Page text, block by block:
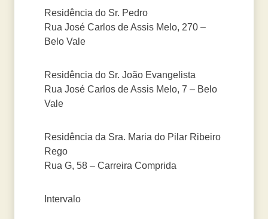
Residência do Sr. Pedro
Rua José Carlos de Assis Melo, 270 –
Belo Vale
Residência do Sr. João Evangelista
Rua José Carlos de Assis Melo, 7 – Belo
Vale
Residência da Sra. Maria do Pilar Ribeiro
Rego
Rua G, 58 – Carreira Comprida
Intervalo